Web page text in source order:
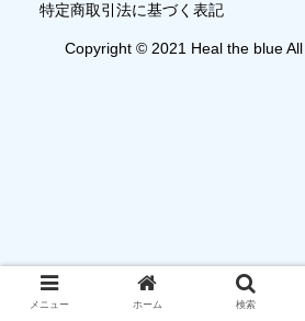
特定商取引法に基づく表記
Copyright © 2021 Heal the blue All
メニュー ホーム 検索